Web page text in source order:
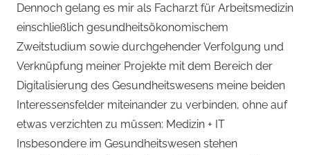
Dennoch gelang es mir als Facharzt für Arbeitsmedizin
einschließlich gesundheitsökonomischem
Zweitstudium sowie durchgehender Verfolgung und
Verknüpfung meiner Projekte mit dem Bereich der
Digitalisierung des Gesundheitswesens meine beiden
Interessensfelder miteinander zu verbinden, ohne auf
etwas verzichten zu müssen: Medizin + IT
Insbesondere im Gesundheitswesen stehen